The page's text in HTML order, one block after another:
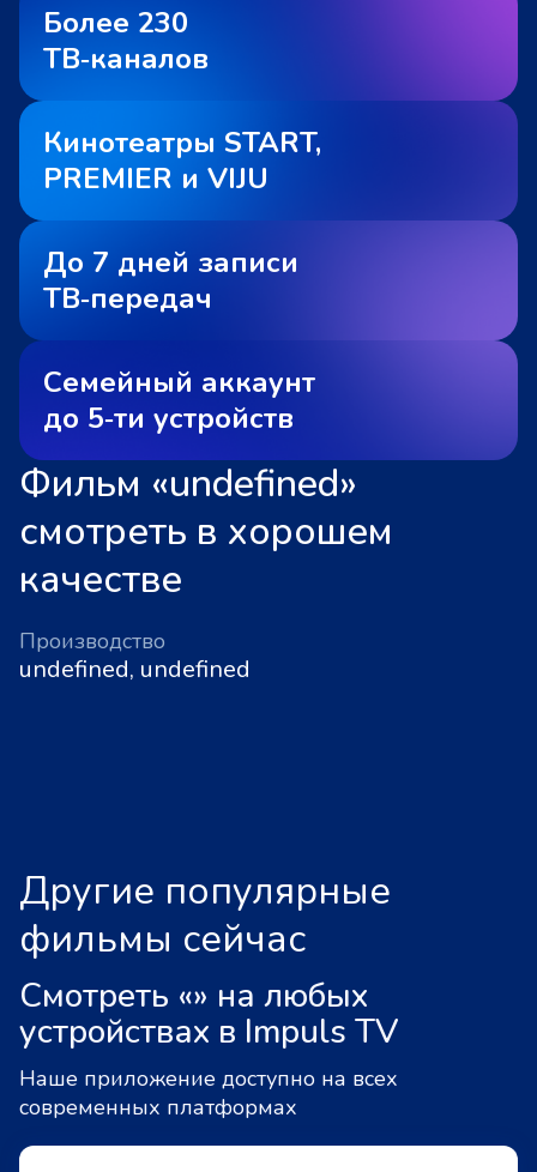
Более 230
ТВ‑каналов
Кинотеатры START,
PREMIER и VIJU
До 7 дней записи
ТВ‑передач
Семейный аккаунт
до 5‑ти устройств
Фильм «undefined»
смотреть в хорошем
качестве
Производство
undefined, undefined
Другие популярные
фильмы сейчас
Смотреть «» на любых
устройствах в Impuls TV
Наше приложение доступно на всех
современных платформах